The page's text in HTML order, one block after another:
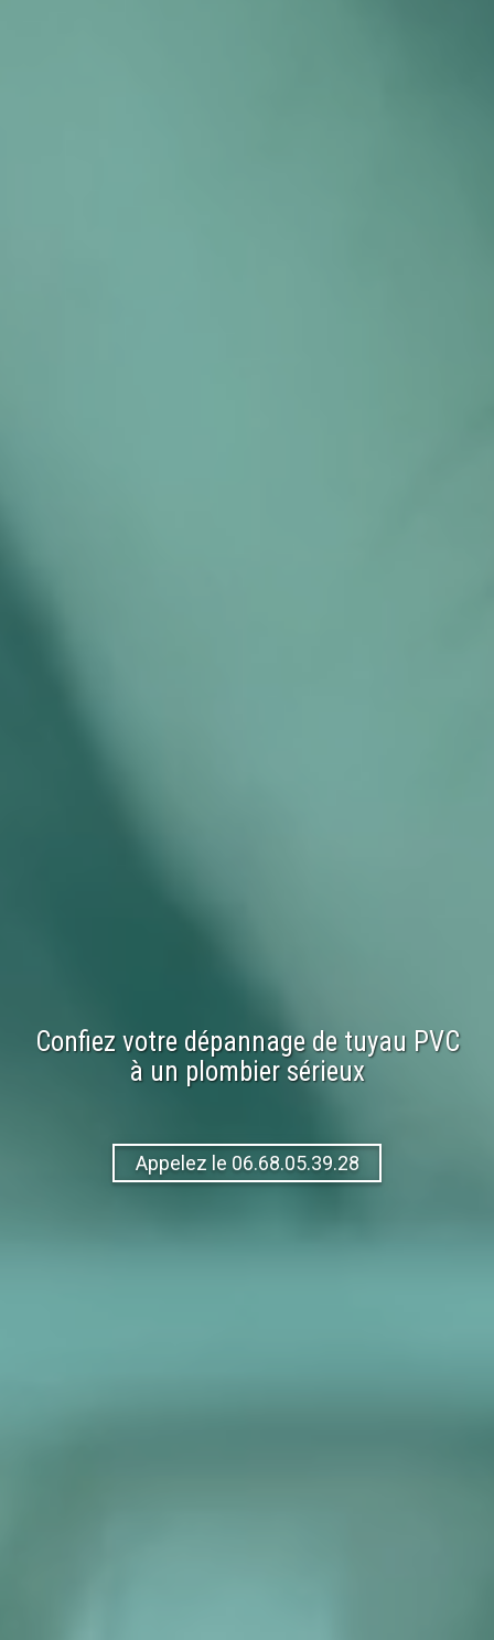
Confiez votre dépannagede tuyau PVC
à un plombier sérieux
Appelez le 06.68.05.39.28